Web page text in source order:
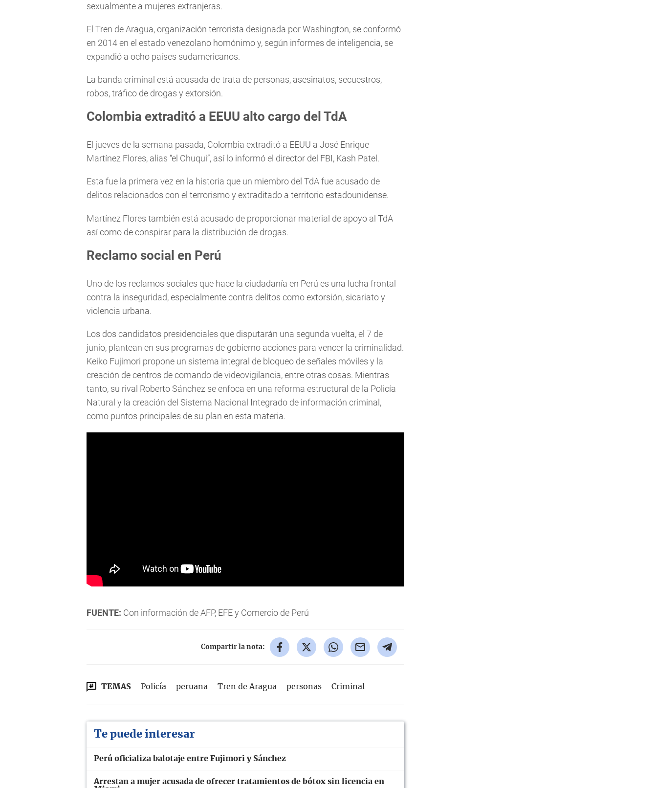
sexualmente a mujeres extranjeras.
El Tren de Aragua, organización terrorista designada por Washington, se conformó
en 2014 en el estado venezolano homónimo y, según informes de inteligencia, se
expandió a ocho países sudamericanos.
La banda criminal está acusada de trata de personas, asesinatos, secuestros,
robos, tráfico de drogas y extorsión.
Colombia extraditó a EEUU alto cargo del TdA
El jueves de la semana pasada, Colombia extraditó a EEUU a José Enrique
Martínez Flores, alias “el Chuqui”, así lo informó el director del FBI, Kash Patel.
Esta fue la primera vez en la historia que un miembro del TdA fue acusado de
delitos relacionados con el terrorismo y extraditado a territorio estadounidense.
Martínez Flores también está acusado de proporcionar material de apoyo al TdA
así como de conspirar para la distribución de drogas.
Reclamo social en Perú
Uno de los reclamos sociales que hace la ciudadanía en Perú es una lucha frontal
contra la inseguridad, especialmente contra delitos como extorsión, sicariato y
violencia urbana.
Los dos candidatos presidenciales que disputarán una segunda vuelta, el 7 de
junio, plantean en sus programas de gobierno acciones para vencer la criminalidad.
Keiko Fujimori propone un sistema integral de bloqueo de señales móviles y la
creación de centros de comando de videovigilancia, entre otras cosas. Mientras
tanto, su rival Roberto Sánchez se enfoca en una reforma estructural de la Policía
Natural y la creación del Sistema Nacional Integrado de información criminal,
como puntos principales de su plan en esta materia.
FUENTE: Con información de AFP, EFE y Comercio de Perú
Compartir la nota:
TEMAS Policía peruana Tren de Aragua personas Criminal
Te puede interesar
Perú oficializa balotaje entre Fujimori y Sánchez
Arrestan a mujer acusada de ofrecer tratamientos de bótox sin licencia en